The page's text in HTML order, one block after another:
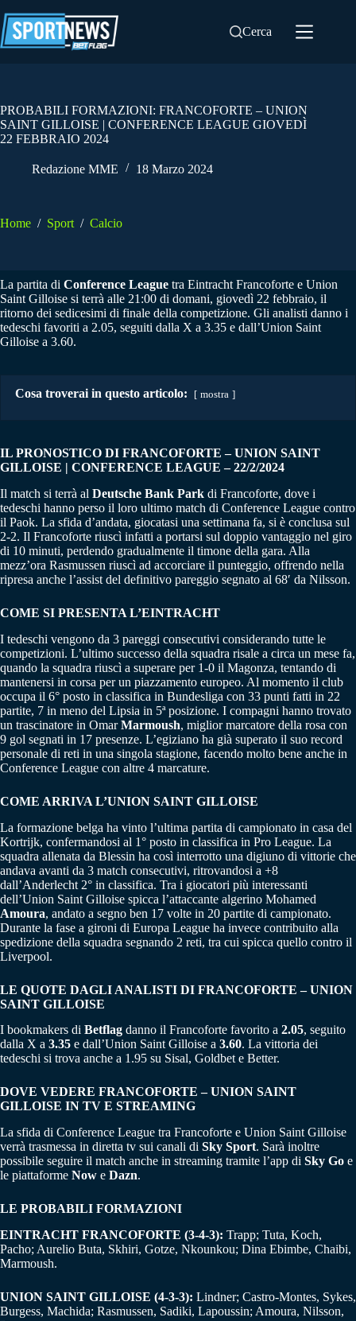
al
contenuto
Cerca
PROBABILI FORMAZIONI: FRANCOFORTE – UNION
SAINT GILLOISE | CONFERENCE LEAGUE GIOVEDÌ
22 FEBBRAIO 2024
Redazione MME 18 Marzo 2024
Home / Sport / Calcio
La partita di Conference League tra Eintracht Francoforte e Union
Saint Gilloise si terrà alle 21:00 di domani, giovedì 22 febbraio, il
ritorno dei sedicesimi di finale della competizione. Gli analisti danno i
tedeschi favoriti a 2.05, seguiti dalla X a 3.35 e dall’Union Saint
Gilloise a 3.60.
Cosa troverai in questo articolo: mostra
IL PRONOSTICO DI FRANCOFORTE – UNION SAINT
GILLOISE | CONFERENCE LEAGUE – 22/2/2024
Il match si terrà al Deutsche Bank Park di Francoforte, dove i
tedeschi hanno perso il loro ultimo match di Conference League contro
il Paok. La sfida d’andata, giocatasi una settimana fa, si è conclusa sul
2-2. Il Francoforte riuscì infatti a portarsi sul doppio vantaggio nel giro
di 10 minuti, perdendo gradualmente il timone della gara. Alla
mezz’ora Rasmussen riuscì ad accorciare il punteggio, offrendo nella
ripresa anche l’assist del definitivo pareggio segnato al 68′ da Nilsson.
COME SI PRESENTA L’EINTRACHT
I tedeschi vengono da 3 pareggi consecutivi considerando tutte le
competizioni. L’ultimo successo della squadra risale a circa un mese fa,
quando la squadra riuscì a superare per 1-0 il Magonza, tentando di
mantenersi in corsa per un piazzamento europeo. Al momento il club
occupa il 6° posto in classifica in Bundesliga con 33 punti fatti in 22
partite, 7 in meno del Lipsia in 5ª posizione. I compagni hanno trovato
un trascinatore in OmarMarmoush, miglior marcatore della rosa con
9 gol segnati in 17 presenze. L’egiziano ha già superato il suo record
personale di reti in una singola stagione, facendo molto bene anche in
Conference League con altre 4 marcature.
COME ARRIVA L’UNION SAINT GILLOISE
La formazione belga ha vinto l’ultima partita di campionato in casa del
Kortrijk, confermandosi al 1° posto in classifica in Pro League. La
squadra allenata da Blessin ha così interrotto una digiuno di vittorie che
andava avanti da 3 match consecutivi, ritrovandosi a +8
dall’Anderlecht 2° in classifica. Tra i giocatori più interessanti
dell’Union Saint Gilloise spicca l’attaccante algerino Mohamed
Amoura, andato a segno ben 17 volte in 20 partite di campionato.
Durante la fase a gironi di Europa League ha invece contribuito alla
spedizione della squadra segnando 2 reti, tra cui spicca quello contro il
Liverpool.
LE QUOTE DAGLI ANALISTI DI FRANCOFORTE – UNION
SAINT GILLOISE
I bookmakers di Betflag danno il Francoforte favorito a 2.05, seguito
dalla X a 3.35 e dall’Union Saint Gilloise a 3.60. La vittoria dei
tedeschi si trova anche a 1.95 su Sisal, Goldbet e Better.
DOVE VEDERE FRANCOFORTE – UNION SAINT
GILLOISE IN TV E STREAMING
La sfida di Conference League tra Francoforte e Union Saint Gilloise
verrà trasmessa in diretta tv sui canali di Sky Sport. Sarà inoltre
possibile seguire il match anche in streaming tramite l’app di Sky Go e
le piattaforme Now e Dazn.
LE PROBABILI FORMAZIONI
EINTRACHT FRANCOFORTE (3-4-3): Trapp; Tuta, Koch,
Pacho; Aurelio Buta, Skhiri, Gotze, Nkounkou; Dina Ebimbe, Chaibi,
Marmoush.
UNION SAINT GILLOISE (4-3-3): Lindner; Castro-Montes, Sykes,
Burgess, Machida; Rasmussen, Sadiki, Lapoussin; Amoura, Nilsson,